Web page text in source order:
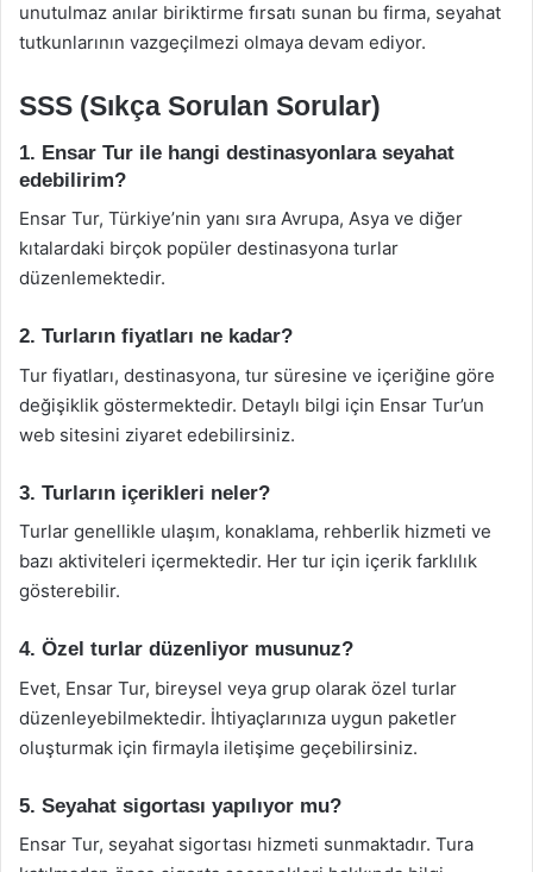
unutulmaz anılar biriktirme fırsatı sunan bu firma, seyahat
tutkunlarının vazgeçilmezi olmaya devam ediyor.
SSS (Sıkça Sorulan Sorular)
1. Ensar Tur ile hangi destinasyonlara seyahat
edebilirim?
Ensar Tur, Türkiye’nin yanı sıra Avrupa, Asya ve diğer
kıtalardaki birçok popüler destinasyona turlar
düzenlemektedir.
2. Turların fiyatları ne kadar?
Tur fiyatları, destinasyona, tur süresine ve içeriğine göre
değişiklik göstermektedir. Detaylı bilgi için Ensar Tur’un
web sitesini ziyaret edebilirsiniz.
3. Turların içerikleri neler?
Turlar genellikle ulaşım, konaklama, rehberlik hizmeti ve
bazı aktiviteleri içermektedir. Her tur için içerik farklılık
gösterebilir.
4. Özel turlar düzenliyor musunuz?
Evet, Ensar Tur, bireysel veya grup olarak özel turlar
düzenleyebilmektedir. İhtiyaçlarınıza uygun paketler
oluşturmak için firmayla iletişime geçebilirsiniz.
5. Seyahat sigortası yapılıyor mu?
Ensar Tur, seyahat sigortası hizmeti sunmaktadır. Tura